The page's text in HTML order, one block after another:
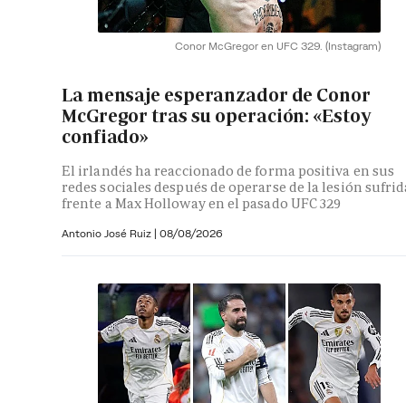
Conor McGregor en UFC 329. (Instagram)
La mensaje esperanzador de Conor
McGregor tras su operación: «Estoy
confiado»
El irlandés ha reaccionado de forma positiva en sus
redes sociales después de operarse de la lesión
frente a Max Holloway en el pasado UFC 329
Antonio José Ruiz | 08/08/2026